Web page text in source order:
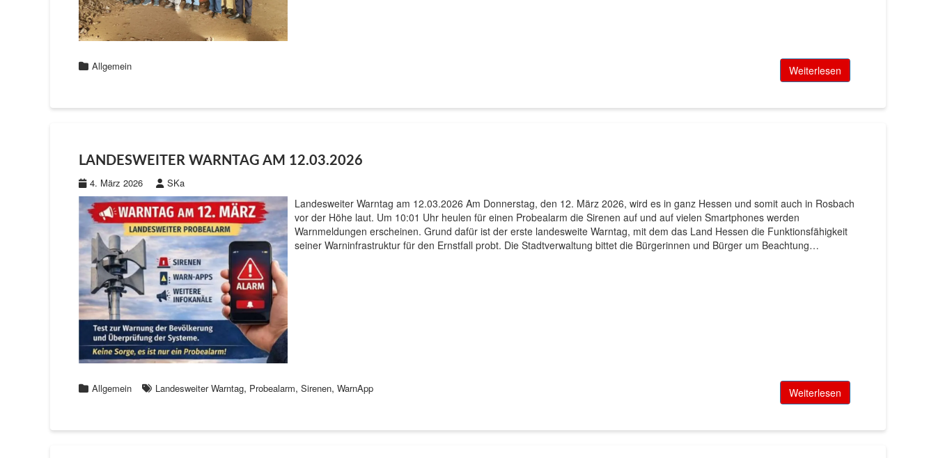
Allgemein Weiterlesen
LANDESWEITER WARNTAG AM 12.03.2026
4. März 2026 SKa
Landesweiter Warntag am 12.03.2026 Am Donnerstag, den 12. März 2026, wird es in ganz Hessen und somit auch in Rosbach
vor der Höhe laut. Um 10:01 Uhr heulen für einen Probealarm die Sirenen auf und auf vielen Smartphones werden
Warnmeldungen erscheinen. Grund dafür ist der erste landesweite Warntag, mit dem das Land Hessen die Funktionsfähigkeit
seiner Warninfrastruktur für den Ernstfall probt. Die Stadtverwaltung bittet die Bürgerinnen und Bürger um Beachtung…
Allgemein Landesweiter Warntag, Probealarm, Sirenen, WarnApp Weiterlesen